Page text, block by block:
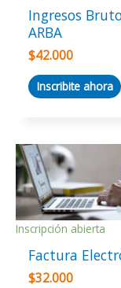
Ingresos
ARBA
$42.000
Inscribite ahora
Inscripción abierta
Factura
$32.000